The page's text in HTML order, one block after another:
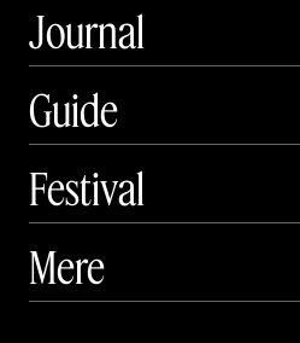
Journal
Guide
Festival
 Art Matter Festival
Mere